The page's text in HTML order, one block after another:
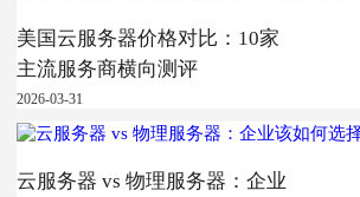
美国云服务器价格对比：10家
主流服务商横向测评
2026-03-31
云服务器 vs 物理服务器：企业